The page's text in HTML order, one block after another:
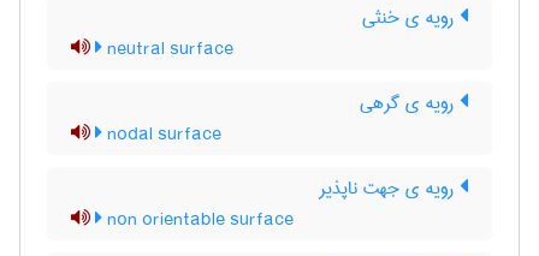
رویه ی خنثی
neutral surface
رویه ی گرهی
nodal surface
رویه ی جهت ناپذیر
non orientable surface